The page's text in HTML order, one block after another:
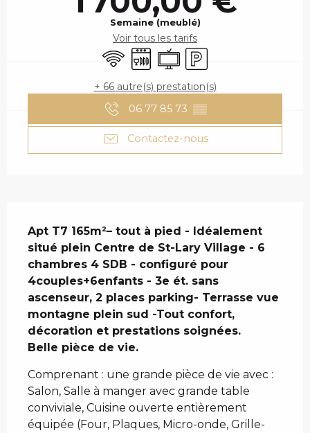
Semaine (meublé)
Voir tous les tarifs
WiFi Lave vaisselle
Télévision
Parking
+ 66 autre(s) prestation(s)
06 77 85 73 ▒▒
Contactez-nous
Apt T7 165m²– tout à pied - Idéalement
situé plein Centre de St-Lary Village - 6
chambres 4 SDB - configuré pour
4couples+6enfants - 3e ét. sans
ascenseur, 2 places parking- Terrasse vue
montagne plein sud -Tout confort,
décoration et prestations soignées.
Belle pièce de vie.
Comprenant : une grande pièce de vie avec :
Salon, Salle à manger avec grande table
conviviale, Cuisine ouverte entièrement
équipée (Four, Plaques, Micro-onde, Grille-